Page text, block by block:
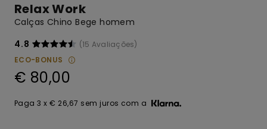
Relax Work
Calças Chino Bege homem
4.8
(15 Avaliações)
ECO-BONUS
€ 80,00
Paga 3 x € 26,67 sem juros com a